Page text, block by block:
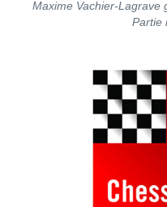
Maxime Vachier-Lagrave
Partie